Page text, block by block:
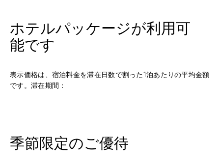
ホテルパッケージが利用可
能です
表示価格は、宿泊料金を滞在日数で割った1泊あたりの平均金額
です。滞在期間：
季節限定のご優待